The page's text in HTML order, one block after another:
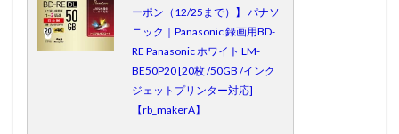
ーポン（12/25まで）】 パナソ
ニック｜Panasonic 録画用BD-
RE Panasonic ホワイト LM-
BE50P20 [20枚 /50GB /インク
ジェットプリンター対応]
【rb_makerA】